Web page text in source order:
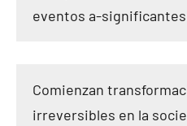
eventos a-
Comienzan
irreversibles en la